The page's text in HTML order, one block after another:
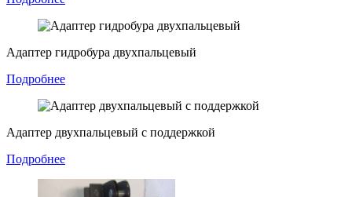
Адаптер гидробура двухпальцевый
Подробнее
Адаптер двухпальцевый с поддержкой
Подробнее